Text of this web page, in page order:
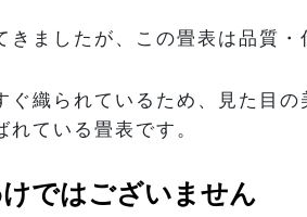
ましたが、この畳表は品質
織られているため、見た目
ている畳表です。
ではございません